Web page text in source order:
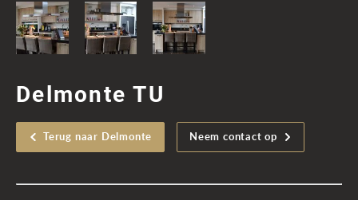
Delmonte TU
Terug naar Delmonte Neem contact op